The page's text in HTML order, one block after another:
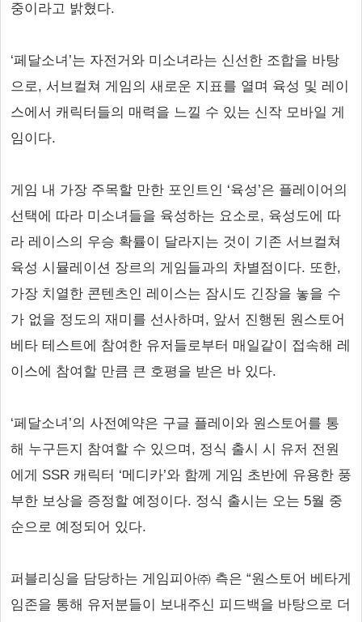
중이라고 밝혔다.
‘페달소녀’는 자전거와 미소녀라는 신선한 조합을 바탕
으로, 서브컬쳐 게임의 새로운 지표를 열며 육성 및 레이
스에서 캐릭터들의 매력을 느낄 수 있는 신작 모바일 게
임이다.
게임 내 가장 주목할 만한 포인트인 ‘육성’은 플레이어의
선택에 따라 미소녀들을 육성하는 요소로, 육성도에 따
라 레이스의 우승 확률이 달라지는 것이 기존 서브컬쳐
육성 시뮬레이션 장르의 게임들과의 차별점이다. 또한,
가장 치열한 콘텐츠인 레이스는 잠시도 긴장을 놓을 수
가 없을 정도의 재미를 선사하며, 앞서 진행된 원스토어
베타 테스트에 참여한 유저들로부터 매일같이 접속해 레
이스에 참여할 만큼 큰 호평을 받은 바 있다.
‘페달소녀’의 사전예약은 구글 플레이와 원스토어를 통
해 누구든지 참여할 수 있으며, 정식 출시 시 유저 전원
에게 SSR 캐릭터 ‘메디카’와 함께 게임 초반에 유용한 풍
부한 보상을 증정할 예정이다. 정식 출시는 오는 5월 중
순으로 예정되어 있다.
퍼블리싱을 담당하는 게임피아㈜ 측은 “원스토어 베타게
임존을 통해 유저분들이 보내주신 피드백을 바탕으로 더